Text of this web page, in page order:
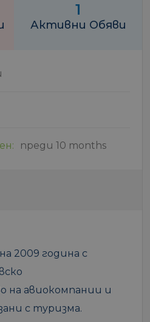
1
Активни Обяви
преди 10 months
2009 година с
на авиокомпании и
с туризма.